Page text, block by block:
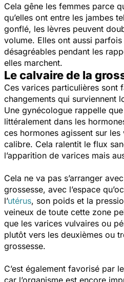
Cela gêne les femmes parce
qu’elles ont entre les jambes
gonflé, les lèvres peuvent
volume. Elles ont aussi
désagréables pendant les
elles marchent.
Le calvaire de la
Ces varices particulières sont
changements qui surviennent
Une gynécologue rappelle
littéralement dans les
ces hormones agissent sur
calibre. Cela ralentit le flux
l’apparition de varices mais
Cela ne va pas s’arranger
grossesse, avec l’espace
l’utérus, son poids et la
veineux de toute cette zone
que les varices vulvaires ou
plutôt vers les deuxièmes ou
grossesse.
C’est également favorisé par
car l’organisme est encore